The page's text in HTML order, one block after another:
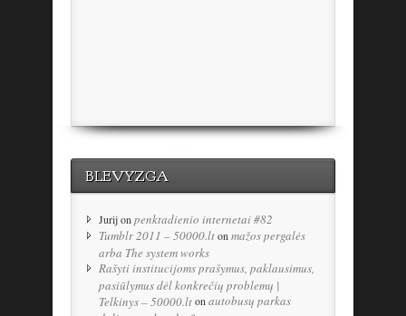
BLEVYZGA
Jurijon penktadienio internetai #82
Tumblr 2011 – 50000.lton mažos pergalės
arba The system works
Rašyti institucijoms prašymus, paklausimus,
pasiūlymus dėl konkrečių problemų |
Telkinys – 50000.lton autobusų parkas